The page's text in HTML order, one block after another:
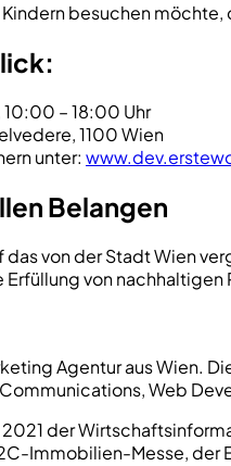
Kindern besuchen
– 18:00 Uhr
1100 Wien
unter:
Belangen
das von der Stadt Wien
von
Agentur aus Wien.
Web
der
Immobilien-Messe, der